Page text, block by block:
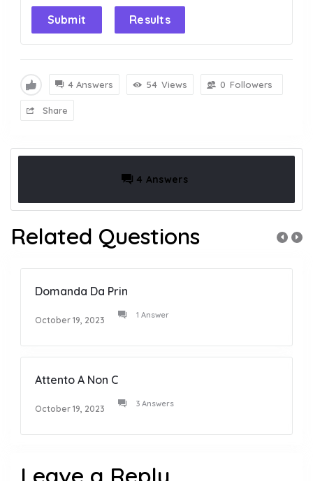
Submit Results
4 Answers 54 Views 0 Followers
Share
4 Answers
Related Questions
Domanda Da Prin
October 19, 2023 1 Answer
Attento A Non C
October 19, 2023 3 Answers
Leave a Reply